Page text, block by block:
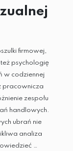
firmowej,
psychologię
w codziennej
pracownicza
zespołu
handlowych.
ubrań nie
analiza
…